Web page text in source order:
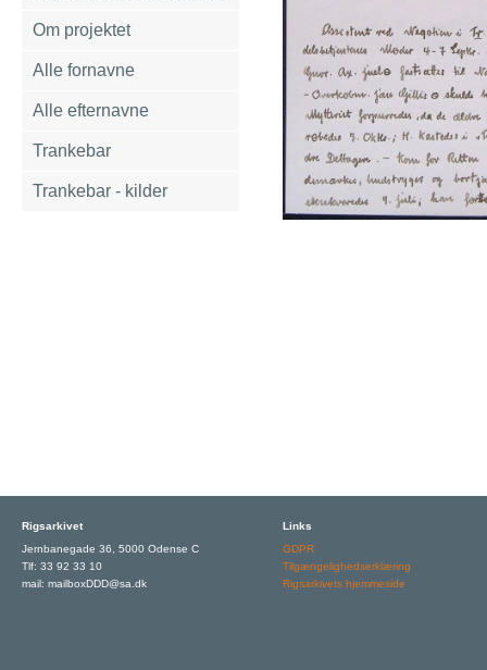
Om projektet
Alle fornavne
Alle efternavne
Trankebar
Trankebar - kilder
Rigsarkivet
Jernbanegade 36, 5000 Odense C
Tlf: 33 92 33 10
mail: mailboxDDD@sa.dk
Links
GDPR
Tilgængelighedserklæring
Rigsarkivets hjemmeside